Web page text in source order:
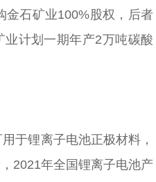
石矿业100%股权，后者
计划一期年产2万吨碳酸
于锂离子电池正极材料，
2021年全国锂离子电池产